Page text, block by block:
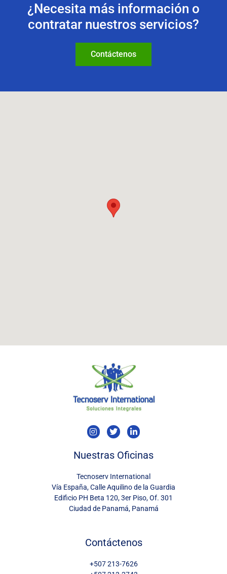
¿Necesita más información o
contratar nuestros servicios?
Contáctenos
I
n
t
a
r
a
m
T
w
t
t
r
L
i
k
e
i
n
-
i
n
Nuestras Oficinas
Tecnoserv International
Vía España, Calle Aquilino de la Guardia
Edificio PH Beta 120, 3er Piso, Of. 301
Ciudad de Panamá, Panamá
Contáctenos
+507 213-7626